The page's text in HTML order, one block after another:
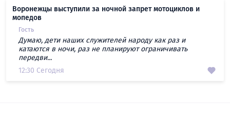
Воронежцы выступили за ночной запрет мотоциклов и
мопедов
Гость
Думаю, дети наших служителей народу как раз и
катаются в ночи, раз не планируют ограничивать
передви...
12:30 Сегодня